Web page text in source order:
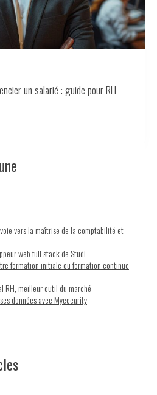
un salarié : guide pour RH
vers la maîtrise de la comptabilité et
web full stack de Studi
formation initiale ou formation continue
RH, meilleur outil du marché
données avec Mycecurity